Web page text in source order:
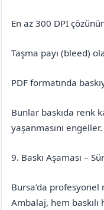
En az 300 DPI
Taşma payı (bleed)
PDF formatında
Bunlar baskıda renk
yaşanmasını engeller.
9. Baskı Aşaması –
Bursa’da
Ambalaj, hem